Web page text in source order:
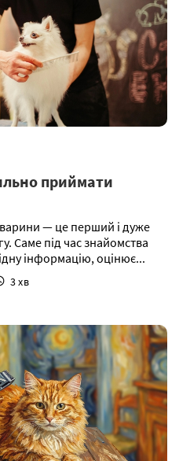
приймати
— це перший і дуже
Саме під час знайомства
інформацію, оцінює...
3 хв